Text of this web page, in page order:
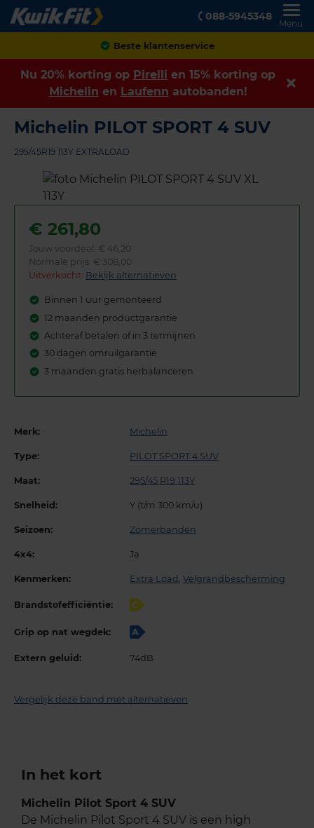
088-5945348
Menu
Achteraf betalen
Nu 20% korting op Pirelli en 15% korting op
Michelin en Laufenn autobanden!
Michelin PILOT SPORT 4 SUV
295/45R19 113Y EXTRALOAD
€ 261,80
Jouw voordeel: € 46,20
Normale prijs: € 308,00
Uitverkocht: Bekijk alternatieven
Binnen 1 uur gemonteerd
12 maanden productgarantie
Achteraf betalen of in 3 termijnen
30 dagen omruilgarantie
3 maanden gratis herbalanceren
Merk: Michelin
Type: PILOT SPORT 4 SUV
Maat: 295/45 R19 113Y
Snelheid: Y (t/m 300 km/u)
Seizoen: Zomerbanden
4x4: Ja
Kenmerken: Extra Load , Velgrandbescherming
Brandstofefficiëntie: C
Grip op nat wegdek: A
Extern geluid: 74dB
Vergelijk deze band met alternatieven
In het kort
Michelin Pilot Sport 4 SUV
De Michelin Pilot Sport 4 SUV is een high